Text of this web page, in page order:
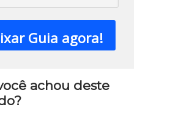
Guia agora!
achou deste